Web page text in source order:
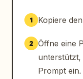
1 Kopiere
2 Öffne eine
unterstützt,
Prompt ein.